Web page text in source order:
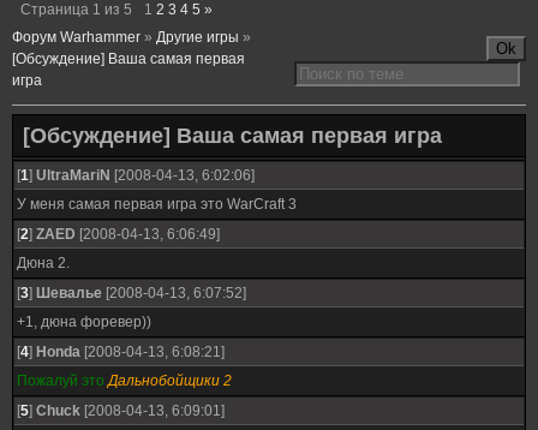
Страница 1 из 5 1 2 3 4 5 »
Форум Warhammer » Другие игры »
[Обсуждение] Ваша самая первая
игра
[Обсуждение] Ваша самая первая игра
[1] UltraMariN [2008-04-13, 6:02:06]
У меня самая первая игра это WarCraft 3
[2] ZAED [2008-04-13, 6:06:49]
Дюна 2.
[3] Шевалье [2008-04-13, 6:07:52]
+1, дюна форевер))
[4] Honda [2008-04-13, 6:08:21]
Пожалуй это Дальнобойщики 2
[5] Chuck [2008-04-13, 6:09:01]